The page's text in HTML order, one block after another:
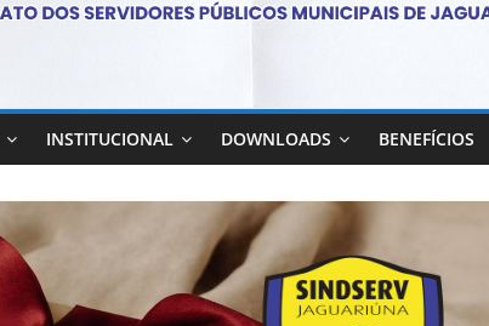
INSTITUCIONAL DOWNLOADS BENEFÍCIOS